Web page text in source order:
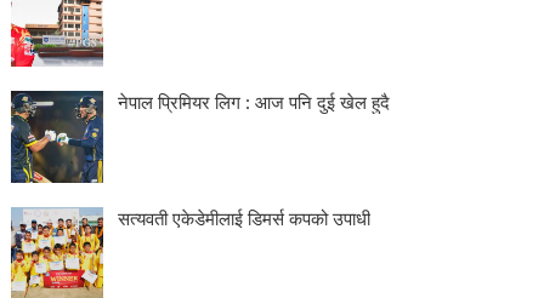
नेपाल प्रिमियर लिग : आज पनि दुई खेल हुदै
सत्यवती एकेडेमीलाई डिमर्स कपको उपाधी